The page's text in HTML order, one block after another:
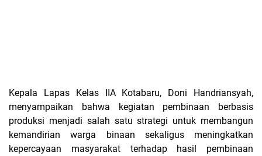
Kepala Lapas Kelas IIA Kotabaru, Doni Handriansyah,
menyampaikan bahwa kegiatan pembinaan berbasis
produksi menjadi salah satu strategi untuk membangun
kemandirian warga binaan sekaligus meningkatkan
kepercayaan masyarakat terhadap hasil pembinaan